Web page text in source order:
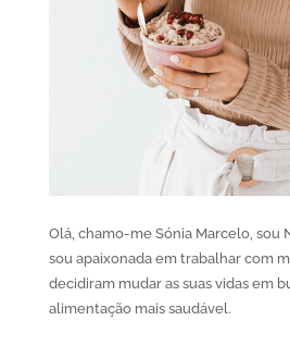
Olá, chamo-me Sónia Marcelo, sou
sou apaixonada em trabalhar com
decidiram mudar as suas vidas em
alimentação mais saudável.